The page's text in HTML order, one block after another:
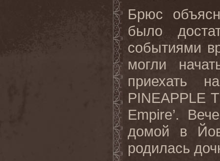
Брюс
было
событиями
могли
приехать
PINEAPPLE
Empire’.
домой в
родилась